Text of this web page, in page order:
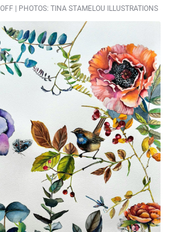
| PHOTOS: TINA STAMELOU ILLUSTRATIONS